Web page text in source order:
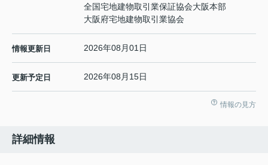
全国宅地建物取引業保証協会大阪本部
大阪府宅地建物取引業協会
情報更新日 2026年08月01日
更新予定日 2026年08月15日
情報の見方
詳細情報